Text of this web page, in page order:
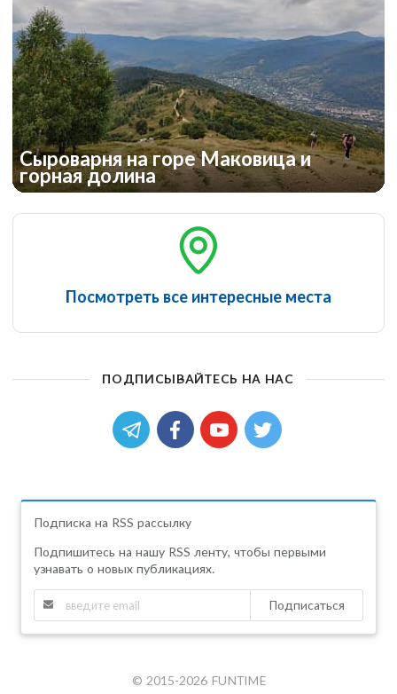
Сыроварня на горе Маковица и
горная долина
Посмотреть все интересные места
ПОДПИСЫВАЙТЕСЬ НА НАС
Подписка на RSS рассылку
Подпишитесь на нашу RSS ленту, чтобы первыми
узнавать о новых публикациях.
Подписаться
© 2015-2026 FUNTIME